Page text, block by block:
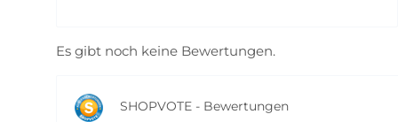
Es gibt noch keine Bewertungen.
SHOPVOTE - Bewertungen